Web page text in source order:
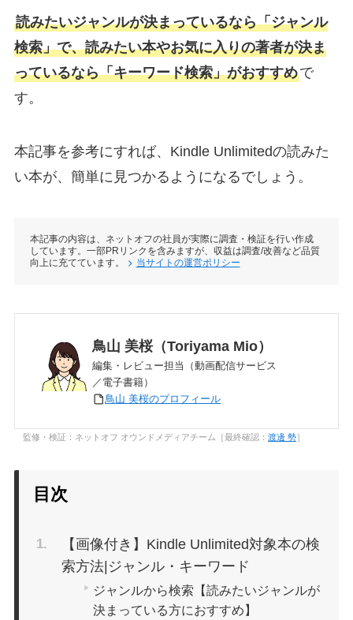
読みたいジャンルが決まっているなら「ジャンル
検索」で、読みたい本やお気に入りの著者が決ま
っているなら「キーワード検索」がおすすめで
す。
本記事を参考にすれば、Kindle Unlimitedの読みた
い本が、簡単に見つかるようになるでしょう。
本記事の内容は、ネットオフの社員が実際に調査・検証を行い作成
しています。一部PRリンクを含みますが、収益は調査/改善など品質
向上に充てています。
当サイトの運営ポリシー
鳥山 美桜（Toriyama Mio）
編集・レビュー担当（動画配信サービス
／電子書籍）
鳥山 美桜のプロフィール
監修・検証：ネットオフ オウンドメディアチーム［最終確認： 渡邊 勢］
目次
【画像付き】Kindle Unlimited対象本の検
索方法|ジャンル・キーワード
ジャンルから検索【読みたいジャンルが
決まっている方におすすめ】